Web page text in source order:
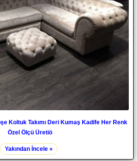
Koltuk Takımı Deri Kumaş Kadife Her Renk
Özel Ölçü Üretiö
Yakından İncele »